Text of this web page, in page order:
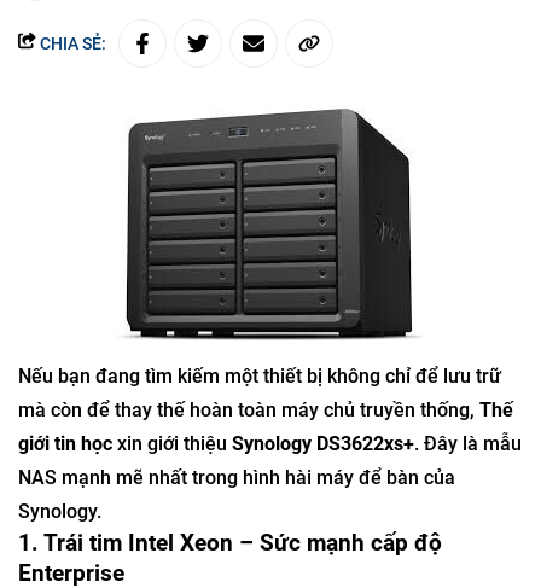
CHIA SẺ:
Nếu bạn đang tìm kiếm một thiết bị không chỉ để lưu trữ
mà còn để thay thế hoàn toàn máy chủ truyền thống, Thế
giới tin học xin giới thiệu Synology DS3622xs+. Đây là mẫu
NAS mạnh mẽ nhất trong hình hài máy để bàn của
Synology.
1. Trái tim Intel Xeon – Sức mạnh cấp độ
Enterprise